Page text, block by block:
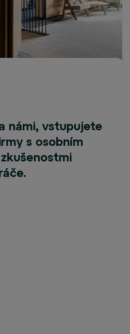
námi, vstupujete
s osobním